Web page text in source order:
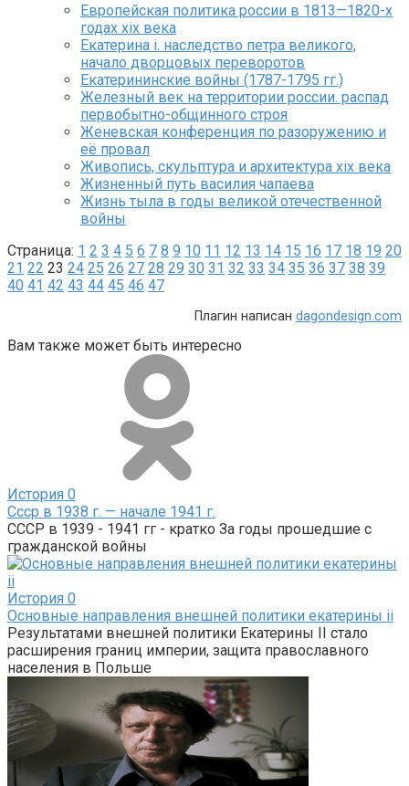
Европейская политика россии в 1813—1820-х
годах xix века
Екатерина i. наследство петра великого,
начало дворцовых переворотов
Екатерининские войны (1787-1795 гг.)
Железный век на территории россии. распад
первобытно-общинного строя
Женевская конференция по разоружению и
её провал
Живопись, скульптура и архитектура xix века
Жизненный путь василия чапаева
Жизнь тыла в годы великой отечественной
войны
Страница: 1 2 3 4 5 6 7 8 9 10 11 12 13 14 15 16 17 18 19 20
21 22 23 24 25 26 27 28 29 30 31 32 33 34 35 36 37 38 39
40 41 42 43 44 45 46 47
Плагин написан dagondesign.com
Вам также может быть интересно
История 0
Ссср в 1938 г. — начале 1941 г.
СССР в 1939 - 1941 гг - кратко За годы прошедшие с
гражданской войны
История 0
Основные направления внешней политики екатерины ii
Результатами внешней политики Екатерины II стало
расширения границ империи, защита православного
населения в Польше